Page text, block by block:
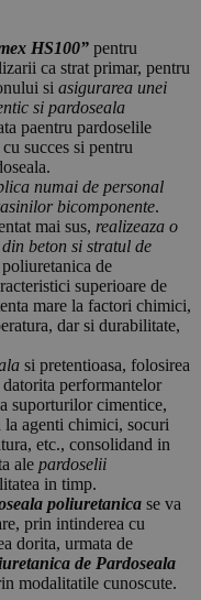
HS100” pentru
ca strat primar, pentru
si asigurarea unei
si pardoseala
paentru pardoselile
succes si pentru
numai de personal
bicomponente.
mai sus, realizeaza o
beton si stratul de
de
superioare de
mare la factori chimici,
dar si durabilitate,
si pretentioasa, folosirea
performantelor
suporturilor cimentice,
la agenti chimici, socuri
etc., consolidand in
ale pardoselii
in timp.
poliuretanica se va
prin intinderea cu
dorita, urmata de
de Pardoseala
modalitatile cunoscute.